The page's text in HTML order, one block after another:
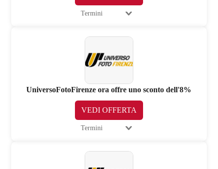
Termini
UniversoFotoFirenze ora offre uno sconto dell'8%
VEDI OFFERTA
Termini